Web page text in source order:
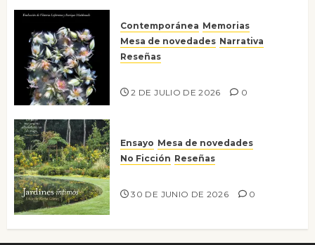
Contemporánea Memorias
Mesa de novedades Narrativa
Reseñas
2 DE JULIO DE 2026 0
Ensayo Mesa de novedades
No Ficción Reseñas
30 DE JUNIO DE 2026 0